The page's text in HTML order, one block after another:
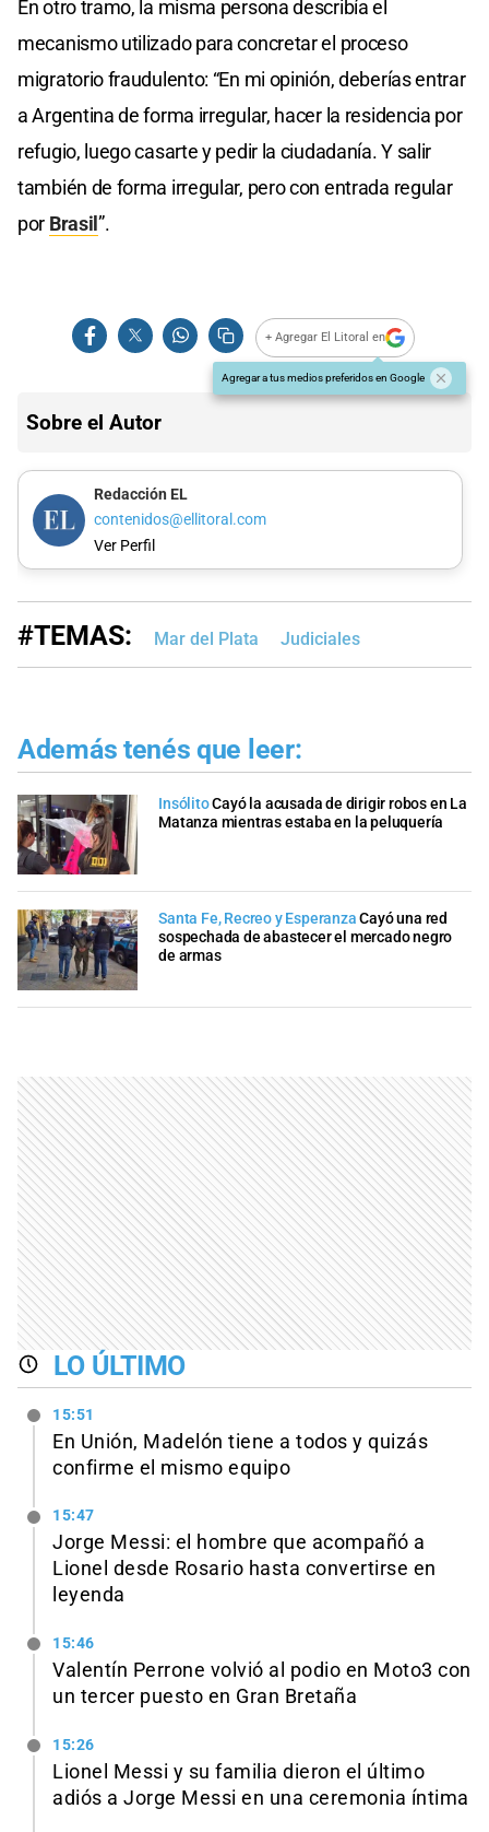
En otro tramo, la misma persona describía el
mecanismo utilizado para concretar el proceso
migratorio fraudulento: “En mi opinión, deberías entrar
a Argentina de forma irregular, hacer la residencia por
refugio, luego casarte y pedir la ciudadanía. Y salir
también de forma irregular, pero con entrada regular
por Brasil”.
+ Agregar El Litoral en
Agregar a tus medios preferidos en Google
Sobre el Autor
Redacción EL
contenidos@ellitoral.com
Ver Perfil
#TEMAS: Mar del Plata Judiciales
Además tenés que leer:
InsólitoCayó la acusada de dirigir robos en La
Matanza mientras estaba en la peluquería
Santa Fe, Recreo y Esperanza Cayó una red
sospechada de abastecer el mercado negro
de armas
LO ÚLTIMO
15:51
En Unión, Madelón tiene a todos y quizás
confirme el mismo equipo
15:47
Jorge Messi: el hombre que acompañó a
Lionel desde Rosario hasta convertirse en
leyenda
15:46
Valentín Perrone volvió al podio en Moto3 con
un tercer puesto en Gran Bretaña
15:26
Lionel Messi y su familia dieron el último
adiós a Jorge Messi en una ceremonia íntima